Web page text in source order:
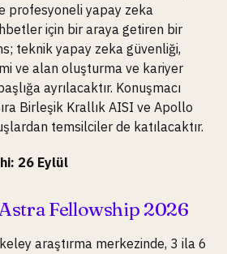
profesyoneli yapay zeka
için bir araya getiren bir
teknik yapay zeka güvenliği,
ve alan oluşturma ve kariyer
ayrılacaktır. Konuşmacı
Birleşik Krallık AISI ve Apollo
temsilciler de katılacaktır.
26 Eylül
Fellowship 2026
araştırma merkezinde, 3 ila 6